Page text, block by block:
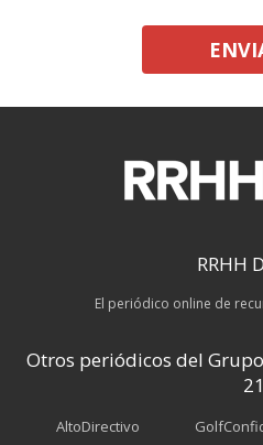
RRHH
El periódico online de
Otros periódicos del
21
AltoDirectivo